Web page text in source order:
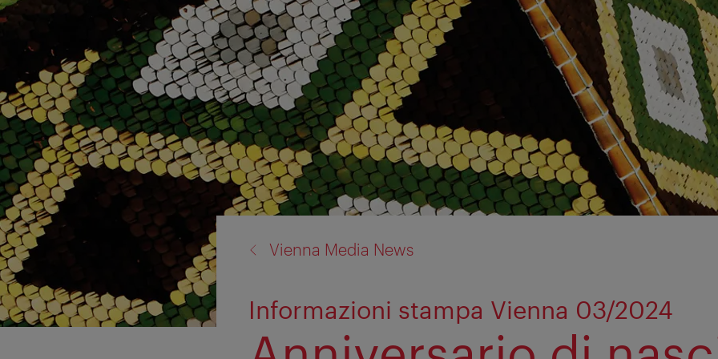
Vienna Media News
Informazioni stampa Vienna 03/2024